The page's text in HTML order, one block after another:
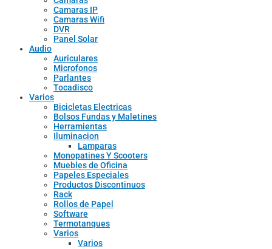
Camaras IP
Camaras Wifi
DVR
Panel Solar
Audio
Auriculares
Microfonos
Parlantes
Tocadisco
Varios
Bicicletas Electricas
Bolsos Fundas y Maletines
Herramientas
Iluminacion
Lamparas
Monopatines Y Scooters
Muebles de Oficina
Papeles Especiales
Productos Discontinuos
Rack
Rollos de Papel
Software
Termotanques
Varios
Varios